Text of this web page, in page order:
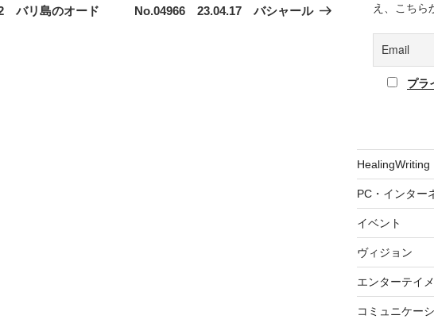
バリ島のオード
の
No.04966 23.04.17 バシャール
え、こちら
プラ
HealingWriting
PC・インター
イベント
ヴィジョン
エンターテイ
コミュニケー